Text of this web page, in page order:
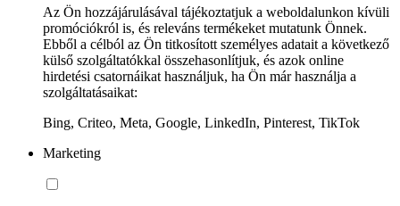
Az Ön hozzájárulásával tájékoztatjuk a weboldalunkon kívüli
promóciókról is, és releváns termékeket mutatunk Önnek.
Ebből a célból az Ön titkosított személyes adatait a következő
külső szolgáltatókkal összehasonlítjuk, és azok online
hirdetési csatornáikat használjuk, ha Ön már használja a
szolgáltatásaikat:
Bing, Criteo, Meta, Google, LinkedIn, Pinterest, TikTok
Marketing